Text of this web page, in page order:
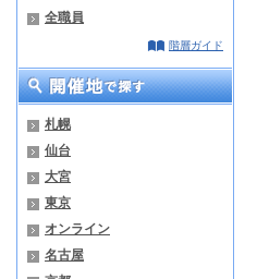
全職員
階層ガイド
札幌
仙台
大宮
東京
オンライン
名古屋